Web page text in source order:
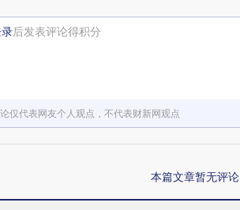
后发表评论得积分
仅代表网友个人观点，不代表财新网观点
本篇文章暂无评论